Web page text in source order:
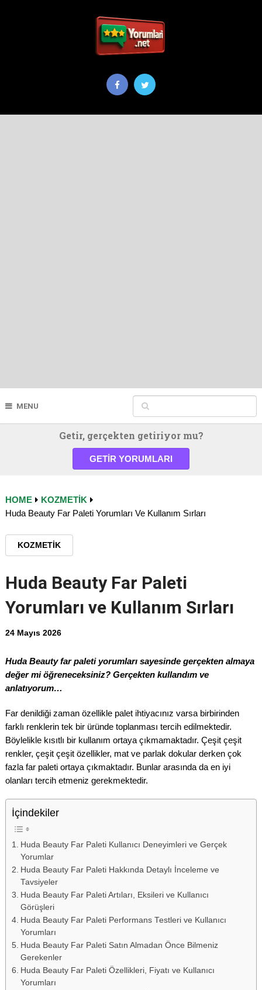
MENU
Getir, gerçekten getiriyor mu?
GETIR YORUMLARI
HOME
KOZMETIK
Huda Beauty Far Paleti Yorumları Ve Kullanım Sırları
KOZMETIK
Huda Beauty Far Paleti
Yorumları ve Kullanım Sırları
24 Mayıs 2026
Huda Beauty far paleti yorumları sayesinde gerçekten almaya
değer mi öğreneceksiniz? Gerçekten kullandım ve
anlatıyorum…
Far denildiği zaman özellikle palet ihtiyacınız varsa birbirinden
farklı renklerin tek bir üründe toplanması tercih edilmektedir.
Böylelikle kısıtlı bir kullanım ortaya çıkmamaktadır. Çeşit çeşit
renkler, çeşit çeşit özellikler, mat ve parlak dokular derken çok
fazla far paleti ortaya çıkmaktadır. Bunlar arasında da en iyi
olanları tercih etmeniz gerekmektedir.
İçindekiler
Huda Beauty Far Paleti Kullanıcı Deneyimleri ve Gerçek
Yorumlar
Huda Beauty Far Paleti Hakkında Detaylı İnceleme ve
Tavsiyeler
Huda Beauty Far Paleti Artıları, Eksileri ve Kullanıcı
Görüşleri
Huda Beauty Far Paleti Performans Testleri ve Kullanıcı
Yorumları
Huda Beauty Far Paleti Satın Almadan Önce Bilmeniz
Gerekenler
Huda Beauty Far Paleti Özellikleri, Fiyatı ve Kullanıcı
Yorumları